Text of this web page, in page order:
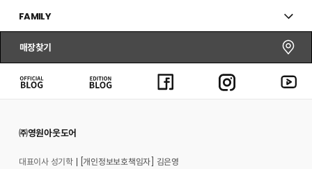
FAMILY
매장찾기
㈜영원아웃도어
대표이사 성기학
[개인정보보호책임자] 김은영